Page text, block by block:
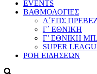
EVENTS
ΒΑΘΜΟΛΟΓΙΕΣ
Α΄ΕΠΣ
Γ΄ ΕΘΝΙΚΗ
Γ’ ΕΘΝΙΚΗ
SUPER
ΡΟΗ ΕΙΔΗΣΕΩΝ